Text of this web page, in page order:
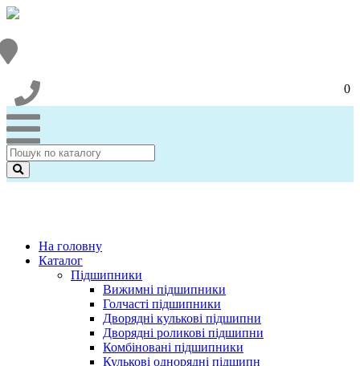
0
На головну
Каталог
Підшипники
Вижимні підшипники
Голчасті підшипники
Дворядні кулькові підшипни
Дворядні роликові підшипни
Комбіновані підшипники
Кулькові однорядні підшипн